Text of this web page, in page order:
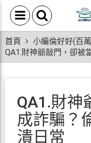
首頁
小編倫好好(百
QA1.財神爺敲門，卻被
QA1.財神
成詐騙？
潰日常